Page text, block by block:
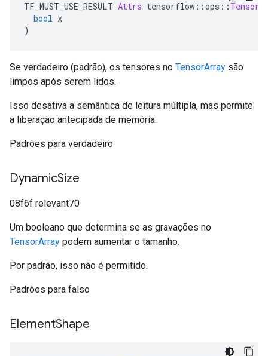
TF_MUST_USE_RESULT Attrs tensorflow ::ops ::
bool x
)
Se verdadeiro (padrão), os tensores no TensorArray são
limpos após serem lidos.
Isso desativa a semântica de leitura múltipla, mas permite
a liberação antecipada de memória.
Padrões para verdadeiro
DynamicSize
08f6f relevant70
Um booleano que determina se as gravações no
TensorArray podem aumentar o tamanho.
Por padrão, isso não é permitido.
Padrões para falso
ElementShape